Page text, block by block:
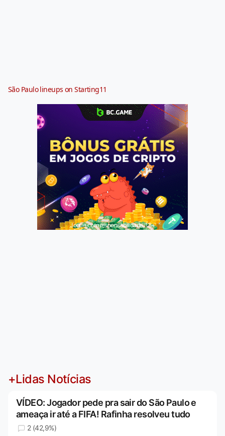
São Paulo lineups on Starting11
Jogue com responsabilidade. 18+
+Lidas Notícias
VÍDEO: Jogador pede pra sair do São Paulo e
ameaça ir até a FIFA! Rafinha resolveu tudo
2 (42,9%)